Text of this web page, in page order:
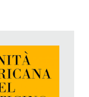
continente,
1,1 miliardo di abitanti.
tra etnie diverse lo
in Ticino c’è stata una